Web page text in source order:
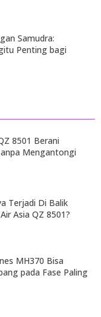
Samudra:
Penting bagi
8501 Berani
Mengantongi
Terjadi Di Balik
Asia QZ 8501?
MH370 Bisa
pada Fase Paling